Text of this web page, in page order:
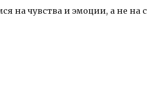
на чувства и эмоции, а не